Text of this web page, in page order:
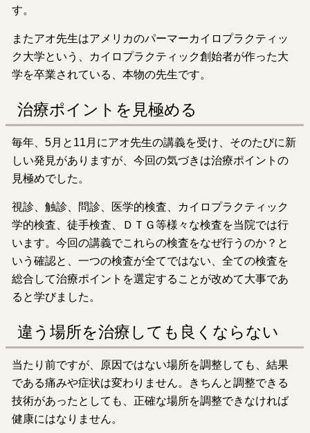
す。
またアオ先生はアメリカのパーマーカイロプラクティッ
ク大学という、カイロプラクティック創始者が作った大
学を卒業されている、本物の先生です。
治療ポイントを見極める
毎年、5月と11月にアオ先生の講義を受け、そのたびに新
しい発見がありますが、今回の気づきは治療ポイントの
見極めでした。
視診、触診、問診、医学的検査、カイロプラクティック
学的検査、徒手検査、ＤＴＧ等様々な検査を当院では行
います。今回の講義でこれらの検査をなぜ行うのか？と
いう確認と、一つの検査が全てではない、全ての検査を
総合して治療ポイントを選定することが改めて大事であ
ると学びました。
違う場所を治療しても良くならない
当たり前ですが、原因ではない場所を調整しても、結果
である痛みや症状は変わりません。きちんと調整できる
技術があったとしても、正確な場所を調整できなければ
健康にはなりません。